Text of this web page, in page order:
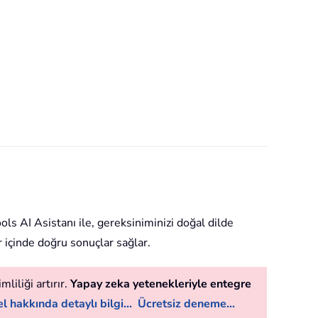
AI Asistanı ile, gereksiniminizi doğal dilde
içinde doğru sonuçlar sağlar.
artırır. Yapay zeka yetenekleriyle entegre
hakkında detaylı bilgi... Ücretsiz deneme...